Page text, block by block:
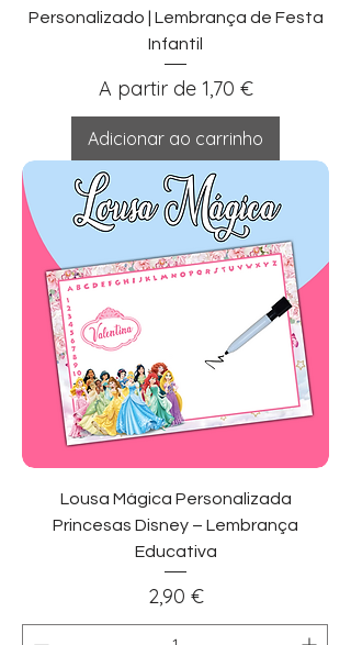
Personalizado | Lembrança de Festa
Infantil
A partir de 1,70 €
Preço promocional
Adicionar ao carrinho
Lousa Mágica Personalizada
Princesas Disney – Lembrança
Educativa
Preço
2,90 €